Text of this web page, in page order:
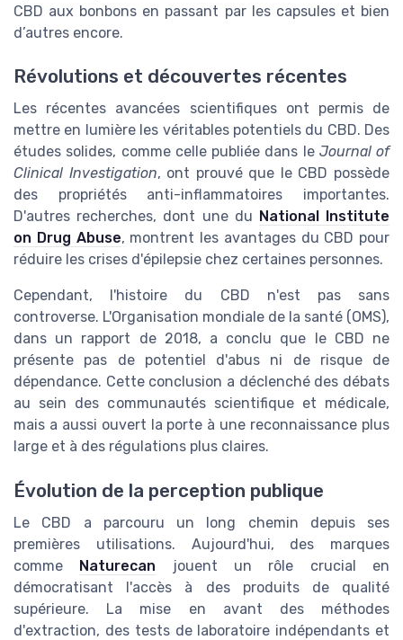
CBD aux bonbons en passant par les capsules et bien
d’autres encore.
Révolutions et découvertes récentes
Les récentes avancées scientifiques ont permis de
mettre en lumière les véritables potentiels du CBD. Des
études solides, comme celle publiée dans le Journal of
Clinical Investigation, ont prouvé que le CBD possède
des propriétés anti-inflammatoires importantes.
D'autres recherches, dont une du National Institute
on Drug Abuse, montrent les avantages du CBD pour
réduire les crises d'épilepsie chez certaines personnes.
Cependant, l'histoire du CBD n'est pas sans
controverse. L'Organisation mondiale de la santé (OMS),
dans un rapport de 2018, a conclu que le CBD ne
présente pas de potentiel d'abus ni de risque de
dépendance. Cette conclusion a déclenché des débats
au sein des communautés scientifique et médicale,
mais a aussi ouvert la porte à une reconnaissance plus
large et à des régulations plus claires.
Évolution de la perception publique
Le CBD a parcouru un long chemin depuis ses
premières utilisations. Aujourd'hui, des marques
comme Naturecan jouent un rôle crucial en
démocratisant l'accès à des produits de qualité
supérieure. La mise en avant des méthodes
d'extraction, des tests de laboratoire indépendants et